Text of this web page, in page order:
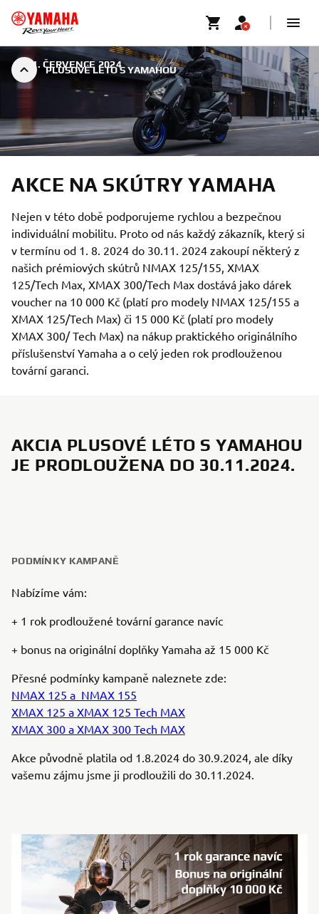
PLUSOVÉ LÉTO S YAMAHOU
31. ČERVENCE 2024
AKCE NA SKÚTRY YAMAHA
Nejen v této době podporujeme rychlou a bezpečnou
individuální mobilitu. Proto od nás každý zákazník, který si
v termínu od 1. 8. 2024 do 30.11. 2024 zakoupí některý z
našich prémiových skútrů NMAX 125/155, XMAX
125/Tech Max, XMAX 300/Tech Max dostává jako dárek
voucher na 10 000 Kč (platí pro modely NMAX 125/155 a
XMAX 125/Tech Max) či 15 000 Kč (platí pro modely
XMAX 300/ Tech Max) na nákup praktického originálního
příslušenství Yamaha a o celý jeden rok prodlouženou
tovární garanci.
AKCIA PLUSOVÉ LÉTO S YAMAHOU
JE PRODLOUŽENA DO 30.11.2024.
PODMÍNKY KAMPANĚ
Nabízíme vám:
+ 1 rok prodloužené tovární garance navíc
+ bonus na originální doplňky Yamaha až 15 000 Kč
Přesné podmínky kampaně naleznete zde:
NMAX 125 a NMAX 155
XMAX 125 a XMAX 125 Tech MAX
XMAX 300 a XMAX 300 Tech MAX
Akce původně platila od 1.8.2024 do 30.9.2024, ale díky
vašemu zájmu jsme ji prodloužili do 30.11.2024.